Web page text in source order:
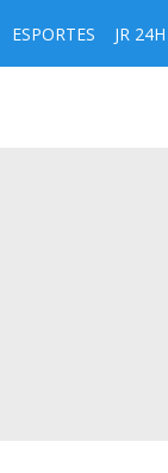
ESPORTES JR 24H